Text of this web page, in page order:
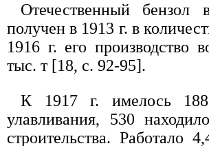
Отечественный бензол
получен в 1913 г. в
1916 г. его производство
тыс. т [18, с. 92-95].
К 1917 г. имелось
улавливания, 530
строительства. Работало